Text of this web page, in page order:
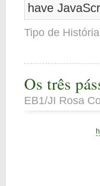
have
Tipo de
Os três
EB1/JI Rosa